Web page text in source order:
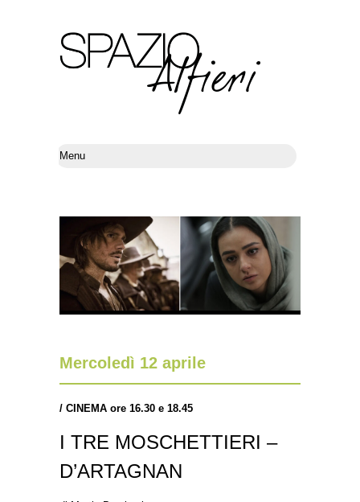
Mercoledì 12 aprile
/ CINEMA ore 16.30 e 18.45
I TRE MOSCHETTIERI –
D’ARTAGNAN